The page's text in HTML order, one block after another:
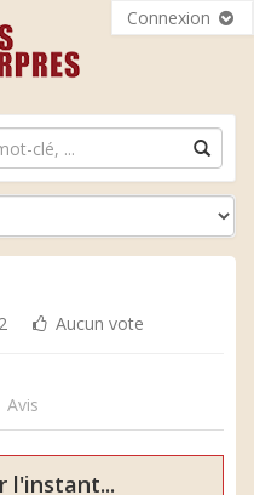
Connexion
Aucun vote
Avis
l'instant...